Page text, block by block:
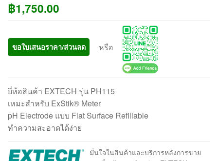
฿1,750.00
ขอใบเสนอราคา/ส่วนลด หรือ
ยี่ห้อสินค้า EXTECH รุ่น PH115
เหมะสำหรับ ExStik® Meter
pH Electrode แบบ Flat Surface Refillable
ทำความสะอาดได้ง่าย
มั่นใจในสินค้าและบริการหลังการขาย